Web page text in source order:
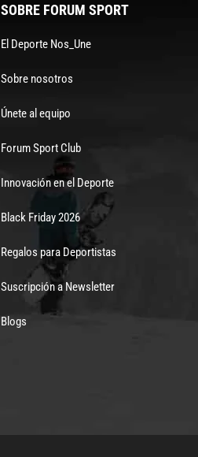
SOBRE FORUM SPORT
El Deporte Nos_Une
Sobre nosotros
Únete al equipo
Forum Sport Club
Innovación en el Deporte
Black Friday 2026
Regalos para Deportistas
Suscripción a Newsletter
Blogs